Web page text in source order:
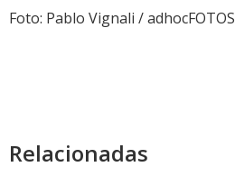
Foto: Pablo Vignali / adhocFOTOS
Relacionadas